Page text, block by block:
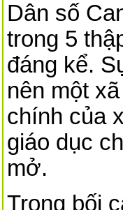
Dân số
trong 5
đáng kể.
nên một
chính của
giáo dục
mở.
Trong bối